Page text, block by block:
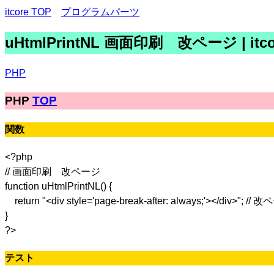
itcore TOP プログラムパーツ
uHtmlPrintNL 画面印刷 改ページ |
PHP
PHP TOP
関数
<?php
// 画面印刷 改ページ
function uHtmlPrintNL() {
return "<div style='page-break-after: always;'></div>"; // 改
}
?>
テスト